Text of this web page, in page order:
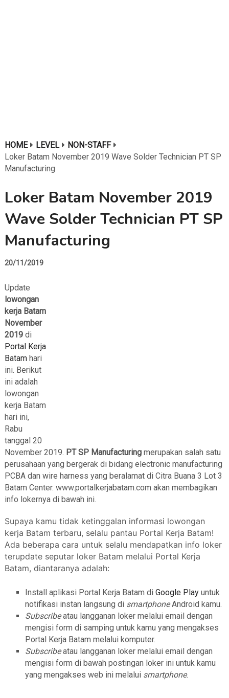
HOME LEVEL
NON-STAFF
Loker Batam November 2019 Wave Solder Technician PT SP
Manufacturing
Loker Batam November 2019
Wave Solder Technician PT SP
Manufacturing
20/11/2019
Update
lowongan
kerja Batam
November
2019 di
Portal Kerja
Batamhari
ini. Berikut
ini adalah
lowongan
kerja Batam
hari ini,
Rabu
tanggal 20
November 2019. PT SP Manufacturingmerupakan salah satu
perusahaan yang bergerak di bidang electronic manufacturing
PCBA dan wire harness yang beralamat di Citra Buana 3 Lot 3
Batam Center. www.portalkerjabatam.com akan membagikan
info lokernya di bawah ini.
Supaya kamu tidak ketinggalan informasi lowongan
kerja Batam terbaru, selalu pantau Portal Kerja Batam!
Ada beberapa cara untuk selalu mendapatkan info loker
terupdate seputar loker Batam melalui Portal Kerja
Batam, diantaranya adalah:
Install aplikasi Portal Kerja Batam di Google Playuntuk
notifikasi instan langsung di smartphoneAndroid kamu.
Subscribeatau langganan loker melalui email dengan
mengisi form di samping untuk kamu yang mengakses
Portal Kerja Batam melalui komputer.
Subscribeatau langganan loker melalui email dengan
mengisi form di bawah postingan loker ini untuk kamu
yang mengakses web ini melalui smartphone.